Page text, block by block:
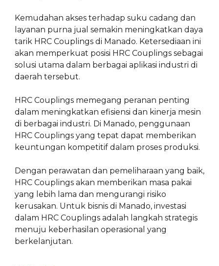
Kemudahan akses terhadap suku cadang dan
layanan purna jual semakin meningkatkan daya
tarik HRC Couplings di Manado. Ketersediaan ini
akan memperkuat posisi HRC Couplings sebagai
solusi utama dalam berbagai aplikasi industri di
daerah tersebut.
HRC Couplings memegang peranan penting
dalam meningkatkan efisiensi dan kinerja mesin
di berbagai industri. Di Manado, penggunaan
HRC Couplings yang tepat dapat memberikan
keuntungan kompetitif dalam proses produksi.
Dengan perawatan dan pemeliharaan yang baik,
HRC Couplings akan memberikan masa pakai
yang lebih lama dan mengurangi risiko
kerusakan. Untuk bisnis di Manado, investasi
dalam HRC Couplings adalah langkah strategis
menuju keberhasilan operasional yang
berkelanjutan.